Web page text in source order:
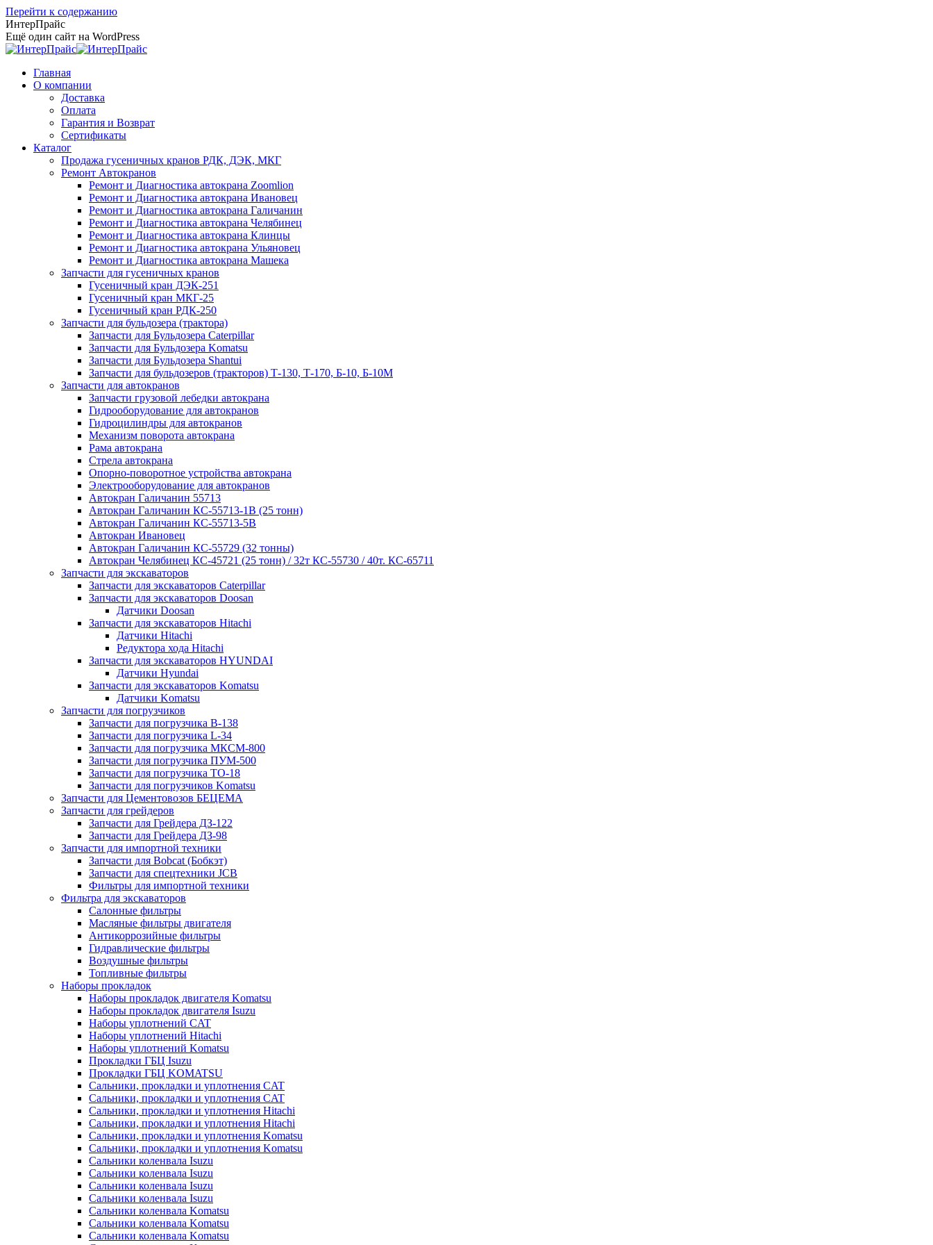
Перейти к содержанию
ИнтерПрайс
Ещё один сайт на WordPress
Главная
О компании
Доставка
Оплата
Гарантия и Возврат
Сертификаты
Каталог
Продажа гусеничных кранов РДК, ДЭК, МКГ
Ремонт Автокранов
Ремонт и Диагностика автокрана Zoomlion
Ремонт и Диагностика автокрана Ивановец
Ремонт и Диагностика автокрана Галичанин
Ремонт и Диагностика автокрана Челябинец
Ремонт и Диагностика автокрана Клинцы
Ремонт и Диагностика автокрана Ульяновец
Ремонт и Диагностика автокрана Машека
Запчасти для гусеничных кранов
Гусеничный кран ДЭК-251
Гусеничный кран МКГ-25
Гусеничный кран РДК-250
Запчасти для бульдозера (трактора)
Запчасти для Бульдозера Caterpillar
Запчасти для Бульдозера Komatsu
Запчасти для Бульдозера Shantui
Запчасти для бульдозеров (тракторов) Т-130, Т-170, Б-10, Б-10М
Запчасти для автокранов
Запчасти грузовой лебедки автокрана
Гидрооборудование для автокранов
Гидроцилиндры для автокранов
Механизм поворота автокрана
Рама автокрана
Стрела автокрана
Опорно-поворотное устройства автокрана
Электрооборудование для автокранов
Автокран Галичанин 55713
Автокран Галичанин КС-55713-1В (25 тонн)
Автокран Галичанин КС-55713-5В
Автокран Ивановец
Автокран Галичанин КС-55729 (32 тонны)
Автокран Челябинец КС-45721 (25 тонн) / 32т КС-55730 / 40т. КС-65711
Запчасти для экскаваторов
Запчасти для экскаваторов Caterpillar
Запчасти для экскаваторов Doosan
Датчики Doosan
Запчасти для экскаваторов Hitachi
Датчики Hitachi
Редуктора хода Hitachi
Запчасти для экскаваторов HYUNDAI
Датчики Hyundai
Запчасти для экскаваторов Komatsu
Датчики Komatsu
Запчасти для погрузчиков
Запчасти для погрузчика B-138
Запчасти для погрузчика L-34
Запчасти для погрузчика МКСМ-800
Запчасти для погрузчика ПУМ-500
Запчасти для погрузчика ТО-18
Запчасти для погрузчиков Komatsu
Запчасти для Цементовозов БЕЦЕМА
Запчасти для грейдеров
Запчасти для Грейдера ДЗ-122
Запчасти для Грейдера ДЗ-98
Запчасти для импортной техники
Запчасти для Bobcat (Бобкэт)
Запчасти для спецтехники JCB
Фильтры для импортной техники
Фильтра для экскаваторов
Салонные фильтры
Масляные фильтры двигателя
Антикоррозийные фильтры
Гидравлические фильтры
Воздушные фильтры
Топливные фильтры
Наборы прокладок
Наборы прокладок двигателя Komatsu
Наборы прокладок двигателя Isuzu
Наборы уплотнений CAT
Наборы уплотнений Hitachi
Наборы уплотнений Komatsu
Прокладки ГБЦ Isuzu
Прокладки ГБЦ KOMATSU
Сальники, прокладки и уплотнения CAT
Сальники, прокладки и уплотнения CAT
Сальники, прокладки и уплотнения Hitachi
Сальники, прокладки и уплотнения Hitachi
Сальники, прокладки и уплотнения Komatsu
Сальники, прокладки и уплотнения Komatsu
Сальники коленвала Isuzu
Сальники коленвала Isuzu
Сальники коленвала Isuzu
Сальники коленвала Isuzu
Сальники коленвала Komatsu
Сальники коленвала Komatsu
Сальники коленвала Komatsu